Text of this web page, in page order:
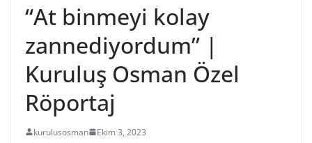
“At binmeyi kolay
zannediyordum” |
Kuruluş Osman Özel
Röportaj
kurulusosman Ekim 3, 2023